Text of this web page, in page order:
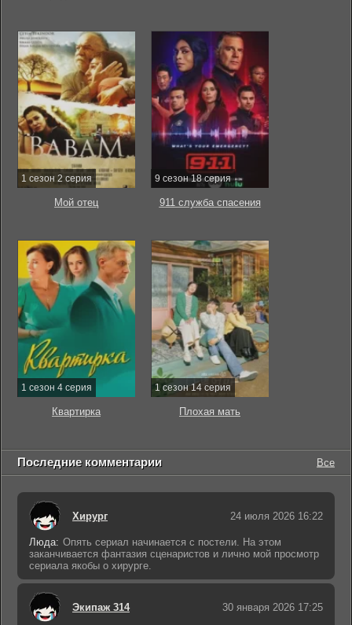
1 сезон 2 серия
Мой отец
9 сезон 18 серия
911 служба спасения
1 сезон 4 серия
Квартирка
1 сезон 14 серия
Плохая мать
Последние комментарии Все
Хирург 24 июля 2026 16:22
Люда: Опять сериал начинается с постели. На этом
заканчивается фантазия сценаристов и лично мой просмотр
сериала якобы о хирурге.
Экипаж 314 30 января 2026 17:25